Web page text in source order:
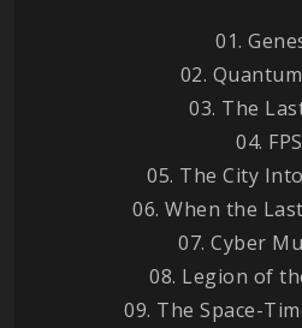
01.
02.
03. The
04. FPS
05. The City
06. When the
07. Cyber
08. Legion of
09. The Space-